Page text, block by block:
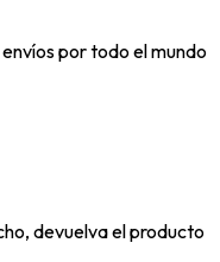
por todo el mundo
devuelva el producto